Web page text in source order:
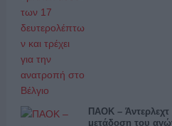
ΠΑΟΚ –
μετάδοση του